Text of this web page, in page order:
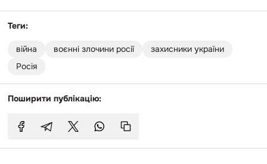
Теги:
війна воєнні злочини росії
захисники україни
Росія
Поширити публікацію: